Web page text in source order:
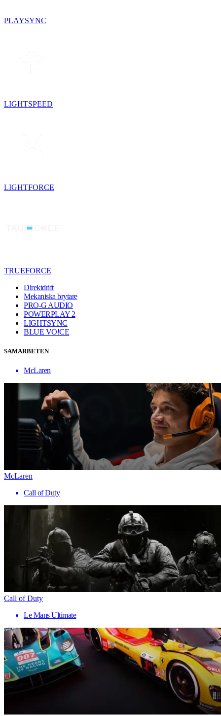
PLAYSYNC
LIGHTSPEED
LIGHTFORCE
TRUEFORCE
Direktdrift
Mekaniska brytare
PRO-G AUDIO
POWERPLAY 2
LIGHTSYNC
BLUE VO!CE
SAMARBETEN
McLaren
McLaren
Call of Duty
Call of Duty
Le Mans Ultimate